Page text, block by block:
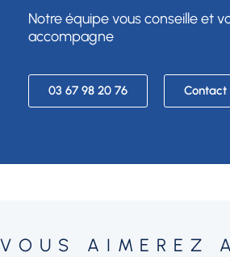
Notre équipe vous conseille et
accompagne
03 67 98 20 76 Contact
VOUS AIMEREZ